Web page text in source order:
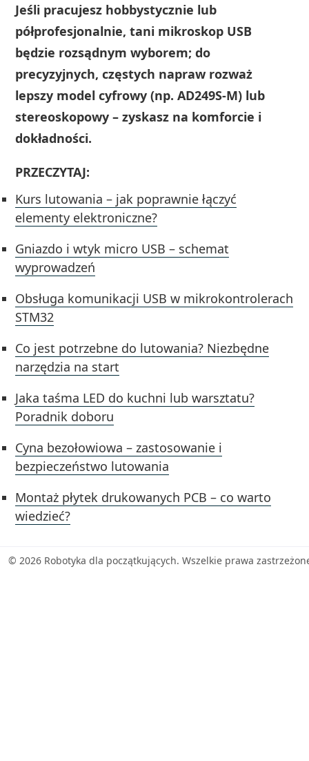
Jeśli pracujesz hobbystycznie lub
półprofesjonalnie, tani mikroskop USB
będzie rozsądnym wyborem; do
precyzyjnych, częstych napraw rozważ
lepszy model cyfrowy (np. AD249S‑M) lub
stereoskopowy – zyskasz na komforcie i
dokładności.
PRZECZYTAJ:
Kurs lutowania – jak poprawnie łączyć
elementy elektroniczne?
Gniazdo i wtyk micro USB – schemat
wyprowadzeń
Obsługa komunikacji USB w mikrokontrolerach
STM32
Co jest potrzebne do lutowania? Niezbędne
narzędzia na start
Jaka taśma LED do kuchni lub warsztatu?
Poradnik doboru
Cyna bezołowiowa – zastosowanie i
bezpieczeństwo lutowania
Montaż płytek drukowanych PCB – co warto
wiedzieć?
© 2026 Robotyka dla początkujących. Wszelkie prawa